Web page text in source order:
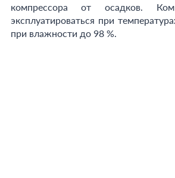
компрессора от осадков.
эксплуатироваться при
при влажности до 98 %.